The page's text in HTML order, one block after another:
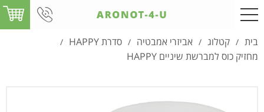
בית / קטלוג / אביזרי אמבטיה / סדרת HAPPY /
מחזיק כוס למברשת שיניים HAPPY